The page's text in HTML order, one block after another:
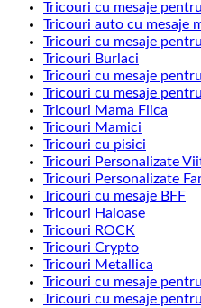
Tricouri cu mesaje
Tricouri auto cu mesaje
Tricouri cu mesaje
Tricouri Burlaci
Tricouri cu mesaje
Tricouri cu mesaje
Tricouri Mama Fiica
Tricouri Mamici
Tricouri cu pisici
Tricouri Personalizate
Tricouri Personalizate
Tricouri cu mesaje BFF
Tricouri Haioase
Tricouri ROCK
Tricouri Crypto
Tricouri Metallica
Tricouri cu mesaje
Tricouri cu mesaje